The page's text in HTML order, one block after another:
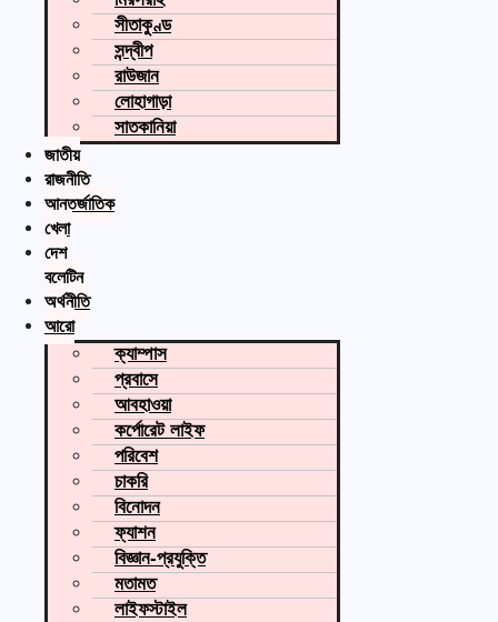
সীতাকুণ্ড
সন্দ্বীপ
রাউজান
লোহাগাড়া
সাতকানিয়া
জাতীয়
রাজনীতি
আন্তর্জাতিক
খেলা
দেশ
বুলেটিন
অর্থনীতি
আরো
ক্যাম্পাস
প্রবাসে
আবহাওয়া
কর্পোরেট লাইফ
পরিবেশ
চাকরি
বিনোদন
ফ্যাশন
বিজ্ঞান-প্রযুক্তি
মতামত
লাইফস্টাইল